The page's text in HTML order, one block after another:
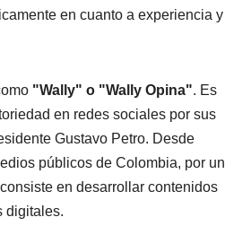
en cuanto a experiencia y
"Wally" o "Wally Opina". Es
en redes sociales por sus
Gustavo Petro. Desde
públicos de Colombia, por un
en desarrollar contenidos
digitales.